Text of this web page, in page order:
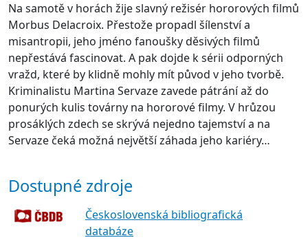
Na samotě v horách žije slavný režisér hororových filmů
Morbus Delacroix. Přestože propadl šílenství a
misantropii, jeho jméno fanoušky děsivých filmů
nepřestává fascinovat. A pak dojde k sérii odporných
vražd, které by klidně mohly mít původ v jeho tvorbě.
Kriminalistu Martina Servaze zavede pátrání až do
ponurých kulis továrny na hororové filmy. V hrůzou
prosáklých zdech se skrývá nejedno tajemství a na
Servaze čeká možná největší záhada jeho kariéry…
Dostupné zdroje
Československá bibliografická
databáze